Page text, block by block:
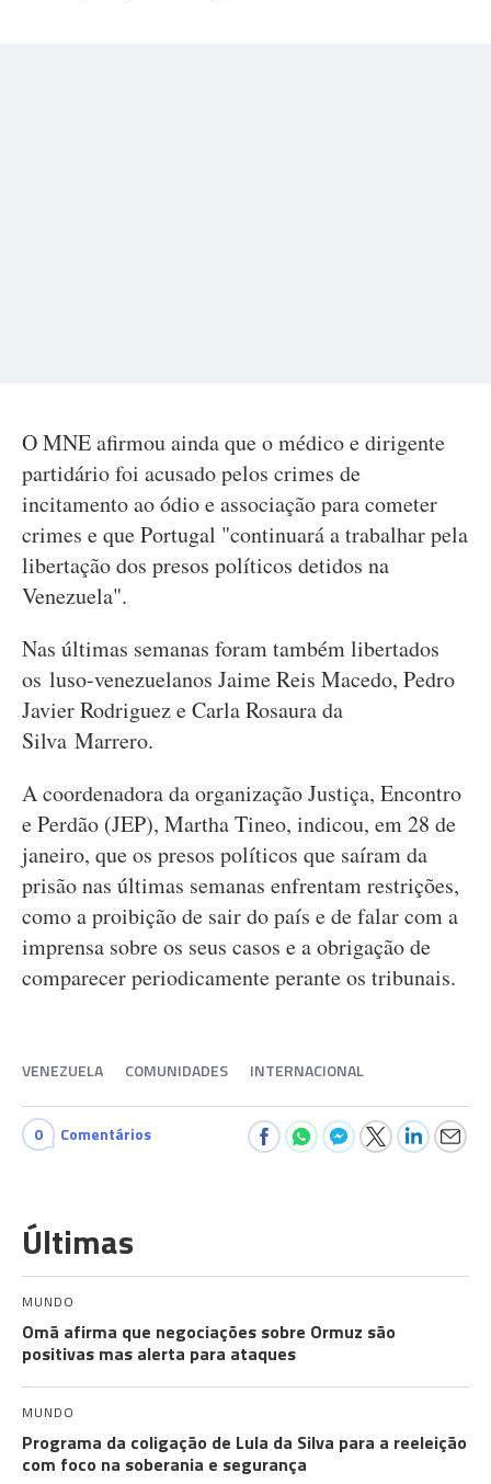
O MNE afirmou ainda que o médico e dirigente
partidário foi acusado pelos crimes de
incitamento ao ódio e associação para cometer
crimes e que Portugal "continuará a trabalhar pela
libertação dos presos políticos detidos na
Venezuela".
Nas últimas semanas foram também libertados
os luso-venezuelanos Jaime Reis Macedo, Pedro
Javier Rodriguez e Carla Rosaura da
Silva Marrero.
A coordenadora da organização Justiça, Encontro
e Perdão (JEP), Martha Tineo, indicou, em 28 de
janeiro, que os presos políticos que saíram da
prisão nas últimas semanas enfrentam restrições,
como a proibição de sair do país e de falar com a
imprensa sobre os seus casos e a obrigação de
comparecer periodicamente perante os tribunais.
VENEZUELA COMUNIDADES INTERNACIONAL
0 Comentários
Últimas
MUNDO
Omã afirma que negociações sobre Ormuz são
positivas mas alerta para ataques
MUNDO
Programa da coligação de Lula da Silva para a reeleição
com foco na soberania e segurança